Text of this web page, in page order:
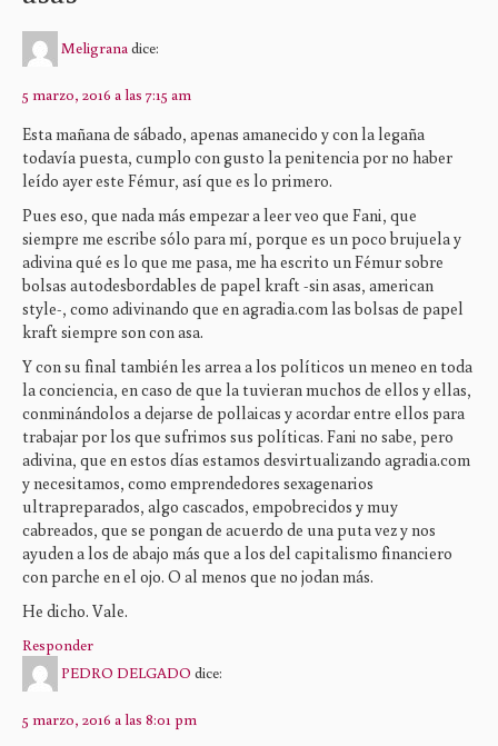
Meligrana dice:
5 marzo, 2016 a las 7:15 am
Esta mañana de sábado, apenas amanecido y con la legaña
todavía puesta, cumplo con gusto la penitencia por no haber
leído ayer este Fémur, así que es lo primero.
Pues eso, que nada más empezar a leer veo que Fani, que
siempre me escribe sólo para mí, porque es un poco brujuela y
adivina qué es lo que me pasa, me ha escrito un Fémur sobre
bolsas autodesbordables de papel kraft -sin asas, american
style-, como adivinando que en agradia.com las bolsas de papel
kraft siempre son con asa.
Y con su final también les arrea a los políticos un meneo en toda
la conciencia, en caso de que la tuvieran muchos de ellos y ellas,
conminándolos a dejarse de pollaicas y acordar entre ellos para
trabajar por los que sufrimos sus políticas. Fani no sabe, pero
adivina, que en estos días estamos desvirtualizando agradia.com
y necesitamos, como emprendedores sexagenarios
ultrapreparados, algo cascados, empobrecidos y muy
cabreados, que se pongan de acuerdo de una puta vez y nos
ayuden a los de abajo más que a los del capitalismo financiero
con parche en el ojo. O al menos que no jodan más.
He dicho. Vale.
Responder
PEDRO DELGADO dice:
5 marzo, 2016 a las 8:01 pm